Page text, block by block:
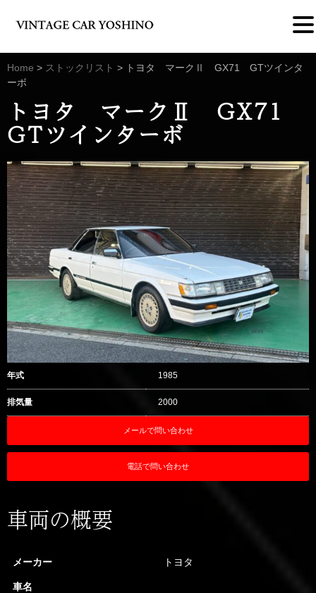
Home > ストックリスト > トヨタ マークⅡ GX71 GTツインタ
ーボ
トヨタ マークⅡ GX71
GTツインターボ
年式 1985
排気量 2000
メールで問い合わせ
電話で問い合わせ
車両の概要
メーカー トヨタ
車名